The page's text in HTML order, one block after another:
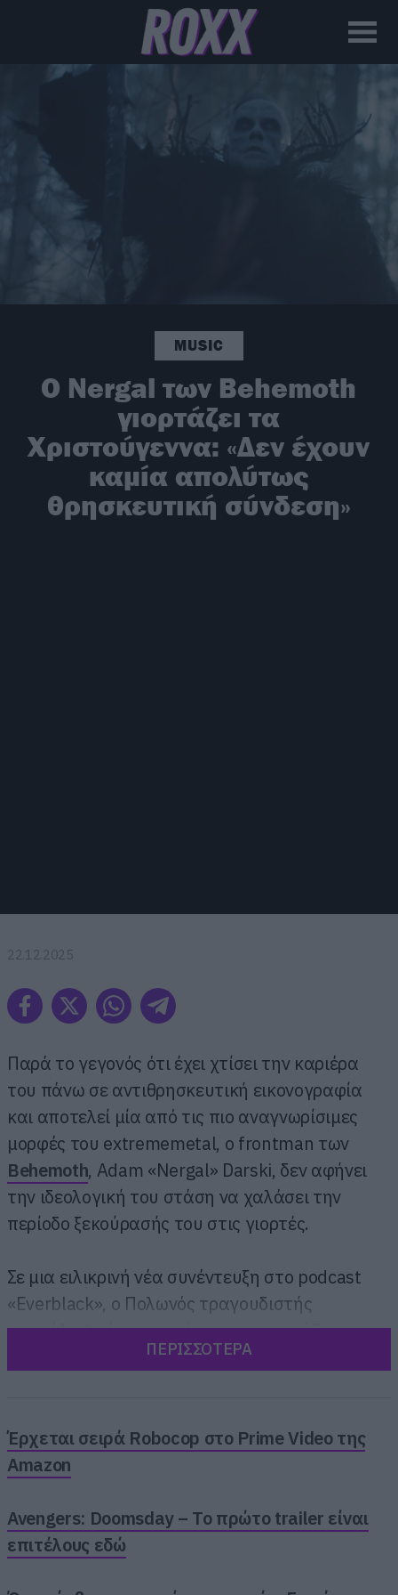
MUSIC
Ο Nergal των Behemoth
γιορτάζει τα
Χριστούγεννα: «Δεν έχουν
καμία απολύτως
θρησκευτική σύνδεση»
22.12.2025
Παρά το γεγονός ότι έχει χτίσει την καριέρα
του πάνω σε αντιθρησκευτική εικονογραφία
και αποτελεί μία από τις πιο αναγνωρίσιμες
μορφές του extrememetal, ο frontman των
Behemoth, Adam «Nergal» Darski, δεν αφήνει
την ιδεολογική του στάση να χαλάσει την
περίοδο ξεκούρασής του στις γιορτές.
Σε μια ειλικρινή νέα συνέντευξη στο podcast
«Everblack», ο Πολωνός τραγουδιστής
αποκάλυψε ότι «εννoείται πως γιορτάζει τα
Χριστούγεννα » αντιμετωπίζοντάς τα ως μια
ΠΕΡΙΣΣΟΤΕΡΑ
Έρχεται σειρά Robocop στο Prime Video της
Amazon
Avengers: Doomsday – Το πρώτο trailer είναι
επιτέλους εδώ